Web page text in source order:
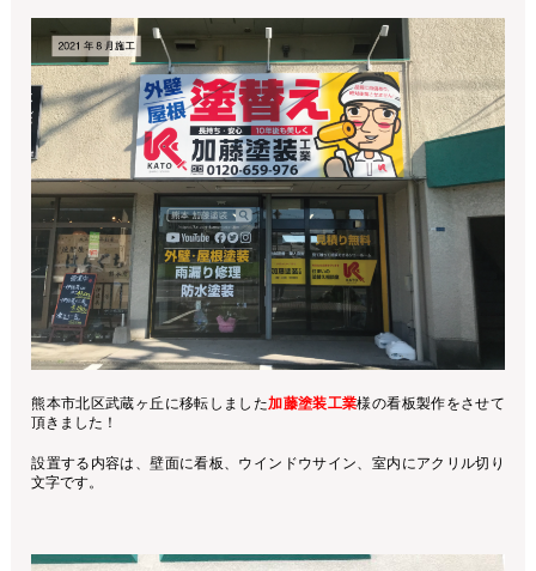
熊本市北区武蔵ヶ丘に移転しました加藤塗装工業様の看板製作をさせて
頂きました！
設置する内容は、壁面に看板、ウインドウサイン、室内にアクリル切り
文字です。